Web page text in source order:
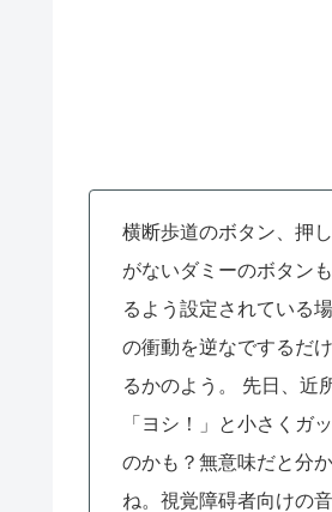
横断歩道のボタン、押
がないダミーのボタン
るよう設定されている
の衝動を逆なでするだ
るかのよう。 先日、近
「ヨシ！」と小さくガ
のかも？無意味だと分
ね。視覚障碍者向けの